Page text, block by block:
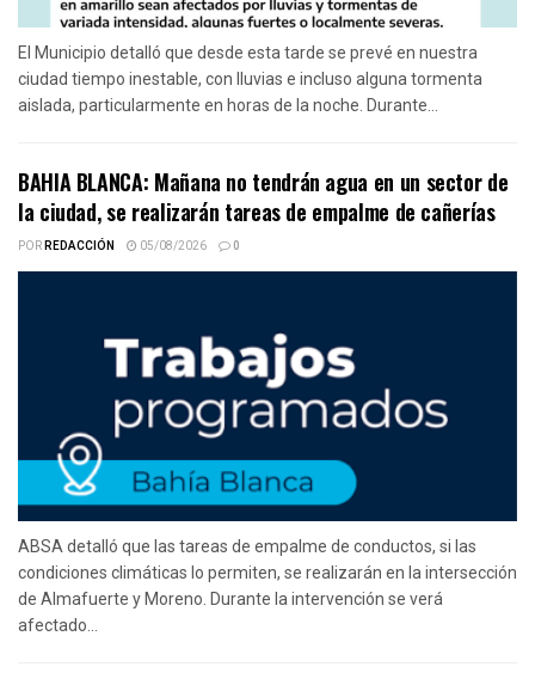
El Municipio detalló que desde esta tarde se prevé en nuestra
ciudad tiempo inestable, con lluvias e incluso alguna tormenta
aislada, particularmente en horas de la noche. Durante...
BAHIA BLANCA: Mañana no tendrán agua en un sector de
la ciudad, se realizarán tareas de empalme de cañerías
PORREDACCIÓN 05/08/2026 0
ABSA detalló que las tareas de empalme de conductos, si las
condiciones climáticas lo permiten, se realizarán en la intersección
de Almafuerte y Moreno. Durante la intervención se verá
afectado...